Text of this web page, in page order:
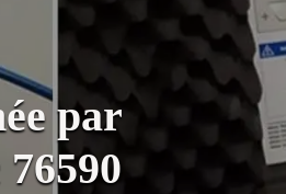
par